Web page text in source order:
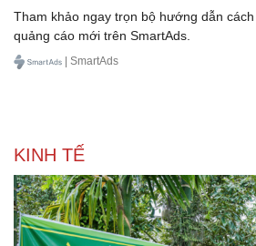
Tham khảo ngay trọn bộ hướng dẫn
quảng cáo mới trên SmartAds.
| SmartAds
KINH TẾ